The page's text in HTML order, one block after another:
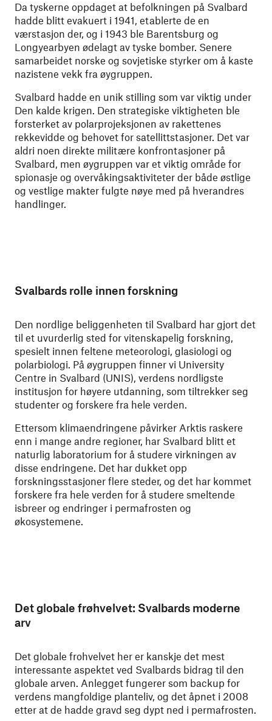
Da tyskerne oppdaget at befolkningen på Svalbard
hadde blitt evakuert i 1941, etablerte de en
værstasjon der, og i 1943 ble Barentsburg og
Longyearbyen ødelagt av tyske bomber. Senere
samarbeidet norske og sovjetiske styrker om å kaste
nazistene vekk fra øygruppen.
Svalbard hadde en unik stilling som var viktig under
Den kalde krigen. Den strategiske viktigheten ble
forsterket av polarprojeksjonen av rakettenes
rekkevidde og behovet for satellittstasjoner. Det var
aldri noen direkte militære konfrontasjoner på
Svalbard, men øygruppen var et viktig område for
spionasje og overvåkingsaktiviteter der både østlige
og vestlige makter fulgte nøye med på hverandres
handlinger.
Svalbards rolle innen forskning
Den nordlige beliggenheten til Svalbard har gjort det
til et uvurderlig sted for vitenskapelig forskning,
spesielt innen feltene meteorologi, glasiologi og
polarbiologi. På øygruppen finner vi University
Centre in Svalbard (UNIS), verdens nordligste
institusjon for høyere utdanning, som tiltrekker seg
studenter og forskere fra hele verden.
Ettersom klimaendringene påvirker Arktis raskere
enn i mange andre regioner, har Svalbard blitt et
naturlig laboratorium for å studere virkningen av
disse endringene. Det har dukket opp
forskningsstasjoner flere steder, og det har kommet
forskere fra hele verden for å studere smeltende
isbreer og endringer i permafrosten og
økosystemene.
Det globale frøhvelvet: Svalbards moderne
arv
Det globale frohvelvet her er kanskje det mest
interessante aspektet ved Svalbards bidrag til den
globale arven. Anlegget fungerer som backup for
verdens mangfoldige planteliv, og det åpnet i 2008
etter at de hadde gravd seg dypt ned i permafrosten.